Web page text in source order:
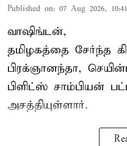
Published on: 07 Aug 2026,
வாஷிங்டன்,
தமிழகத்தை சேர்ந்த
பிரக்ஞானந்தா,
பிளிட்ஸ் சாம்பியன்
அசத்தியுள்ளார்.